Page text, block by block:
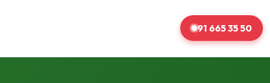
91 665 35 50